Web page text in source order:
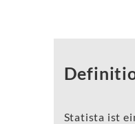
Statista ist